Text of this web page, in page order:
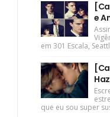
e
em 301 Escala,
que eu sou super